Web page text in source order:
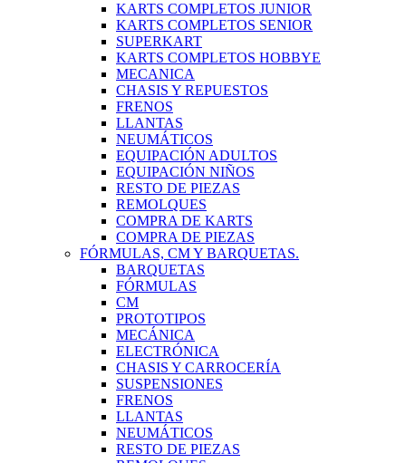
KARTS COMPLETOS JUNIOR
KARTS COMPLETOS SENIOR
SUPERKART
KARTS COMPLETOS HOBBYE
MECANICA
CHASIS Y REPUESTOS
FRENOS
LLANTAS
NEUMÁTICOS
EQUIPACIÓN ADULTOS
EQUIPACIÓN NIÑOS
RESTO DE PIEZAS
REMOLQUES
COMPRA DE KARTS
COMPRA DE PIEZAS
FÓRMULAS, CM Y BARQUETAS.
BARQUETAS
FÓRMULAS
CM
PROTOTIPOS
MECÁNICA
ELECTRÓNICA
CHASIS Y CARROCERÍA
SUSPENSIONES
FRENOS
LLANTAS
NEUMÁTICOS
RESTO DE PIEZAS